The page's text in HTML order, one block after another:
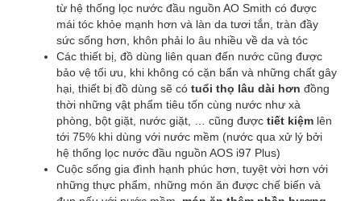
từ hệ thống lọc nước đầu nguồn AO Smith có được
mái tóc khỏe mạnh hơn và làn da tươi tắn, tràn đầy
sức sống hơn, khôn phải lo âu nhiều về da và tóc
Các thiết bị, đồ dùng liên quan đến nước cũng được
bảo vệ tối ưu, khi không có cặn bẩn và những chất gây
hại, thiết bị đồ dùng sẽ có tuổi thọ lâu dài hơn đồng
thời những vật phẩm tiêu tốn cùng nước như xà
phòng, bột giặt, nước giặt, … cũng được tiết kiệm lên
tới 75% khi dùng với nước mềm (nước qua xử lý bởi
hệ thống lọc nước đầu nguồn AOS i97 Plus)
Cuộc sống gia đình hạnh phúc hơn, tuyệt vời hơn với
những thực phẩm, những món ăn được chế biến và